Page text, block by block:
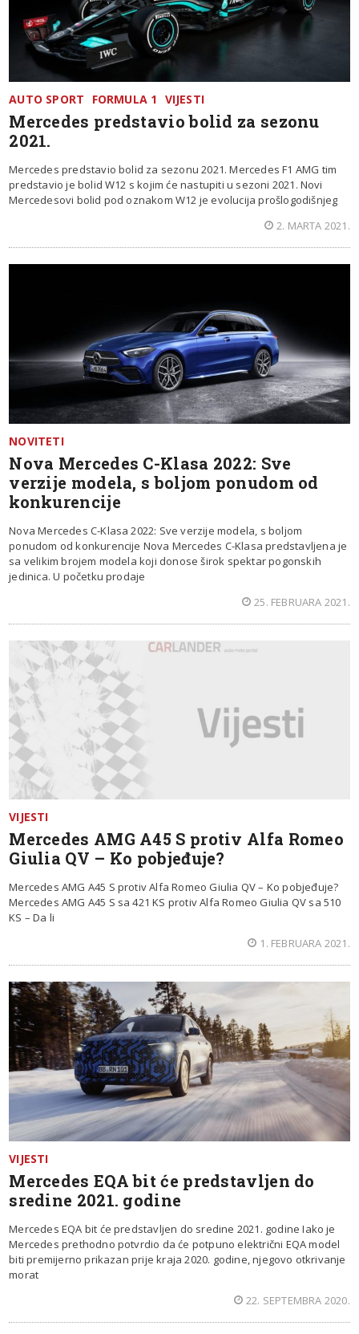
AUTO SPORT FORMULA 1 VIJESTI
Mercedes predstavio bolid za sezonu
2021.
Mercedes predstavio bolid za sezonu 2021. Mercedes F1 AMG tim
predstavio je bolid W12 s kojim će nastupiti u sezoni 2021. Novi
Mercedesovi bolid pod oznakom W12 je evolucija prošlogodišnjeg
2. MARTA 2021.
NOVITETI
Nova Mercedes C-Klasa 2022: Sve
verzije modela, s boljom ponudom od
konkurencije
Nova Mercedes C-Klasa 2022: Sve verzije modela, s boljom
ponudom od konkurencije Nova Mercedes C-Klasa predstavljena je
sa velikim brojem modela koji donose širok spektar pogonskih
jedinica. U početku prodaje
25. FEBRUARA 2021.
VIJESTI
Mercedes AMG A45 S protiv Alfa Romeo
Giulia QV – Ko pobjeđuje?
Mercedes AMG A45 S protiv Alfa Romeo Giulia QV – Ko pobjeđuje?
Mercedes AMG A45 S sa 421 KS protiv Alfa Romeo Giulia QV sa 510
KS – Da li
1. FEBRUARA 2021.
VIJESTI
Mercedes EQA bit će predstavljen do
sredine 2021. godine
Mercedes EQA bit će predstavljen do sredine 2021. godine Iako je
Mercedes prethodno potvrdio da će potpuno električni EQA model
biti premijerno prikazan prije kraja 2020. godine, njegovo otkrivanje
morat
22. SEPTEMBRA 2020.